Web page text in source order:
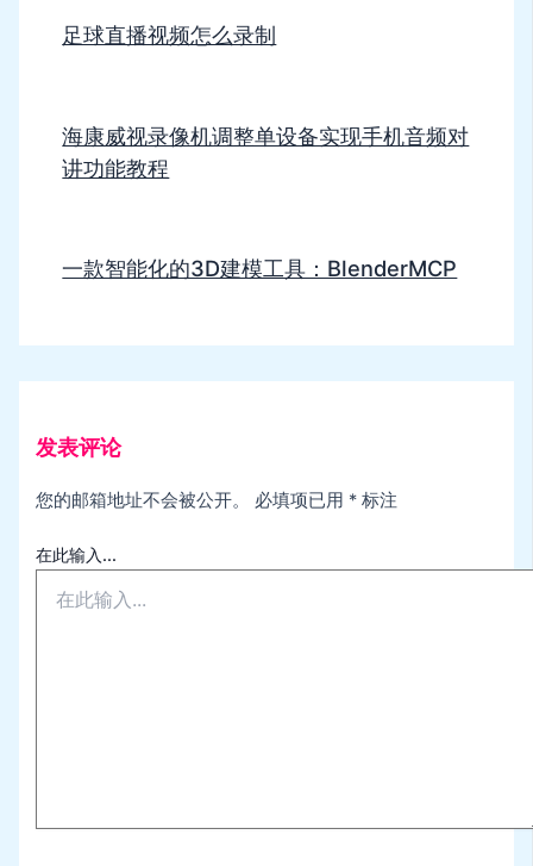
足球直播视频怎么录制
海康威视录像机调整单设备实现手机音频对
讲功能教程
一款智能化的3D建模工具：BlenderMCP
发表评论
您的邮箱地址不会被公开。 必填项已用 * 标注
在此输入...